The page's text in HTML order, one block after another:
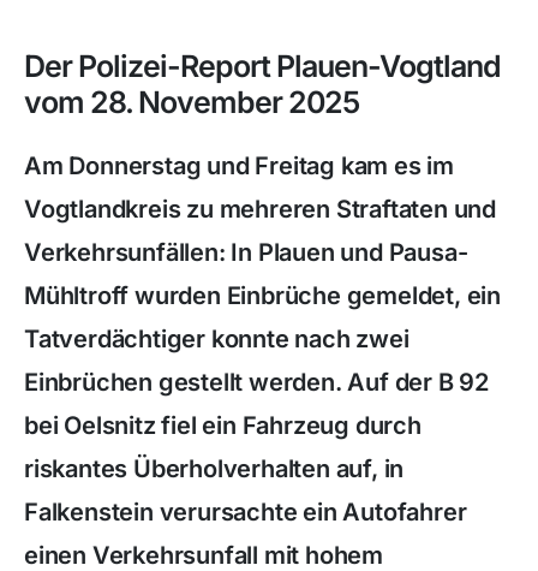
Der Polizei-Report Plauen-Vogtland
vom 28. November 2025
Am Donnerstag und Freitag kam es im
Vogtlandkreis zu mehreren Straftaten und
Verkehrsunfällen: In Plauen und Pausa-
Mühltroff wurden Einbrüche gemeldet, ein
Tatverdächtiger konnte nach zwei
Einbrüchen gestellt werden. Auf der B 92
bei Oelsnitz fiel ein Fahrzeug durch
riskantes Überholverhalten auf, in
Falkenstein verursachte ein Autofahrer
einen Verkehrsunfall mit hohem